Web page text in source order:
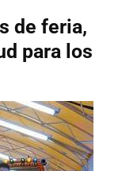
de feria,
para los